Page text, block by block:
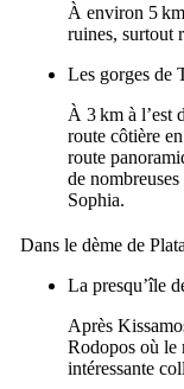
À environ 5
ruines, surtout
Les gorges de
À 3 km à l’est
route côtière
route
de
Sophia.
Dans le dème de
La presqu’île
Après
Rodopos où le
intéressante